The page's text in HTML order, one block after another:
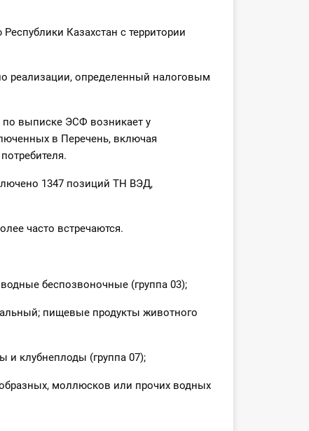
Казахстан с территории
реализации, определенный налоговым
по выписке ЭСФ возникает у
в Перечень, включая
1347 позиций ТН ВЭД,
часто встречаются.
беспозвоночные​ (группа 03);
пищевые продукты животного
клубнеплоды​ (группа 07);
моллюсков или прочих водных